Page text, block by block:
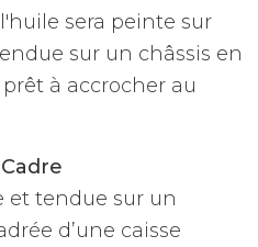
sera peinte sur
sur un châssis en
à accrocher au
et tendue sur un
d’une caisse